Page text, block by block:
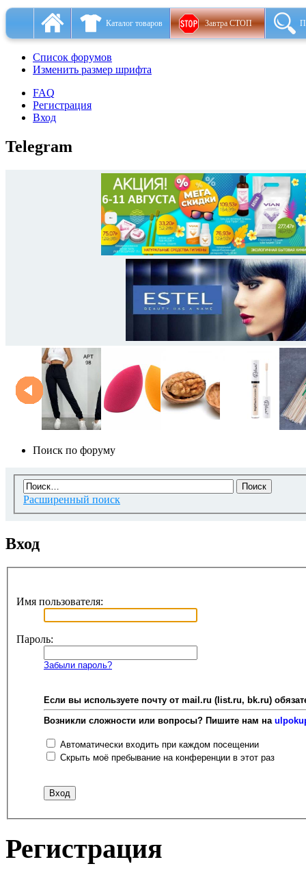
Каталог товаров Завтра СТОП
Список форумов
Изменить размер шрифта
FAQ
Регистрация
Вход
Telegram
Поиск по форуму
Расширенный поиск
Вход
Имя пользователя:
Пароль:
Забыли пароль?
Если вы используете почту от mail.ru (list.ru, bk.ru)
Возникли сложности или вопросы? Пишите нам на
Автоматически входить при каждом посещении
Скрыть моё пребывание на конференции в этот раз
Регистрация